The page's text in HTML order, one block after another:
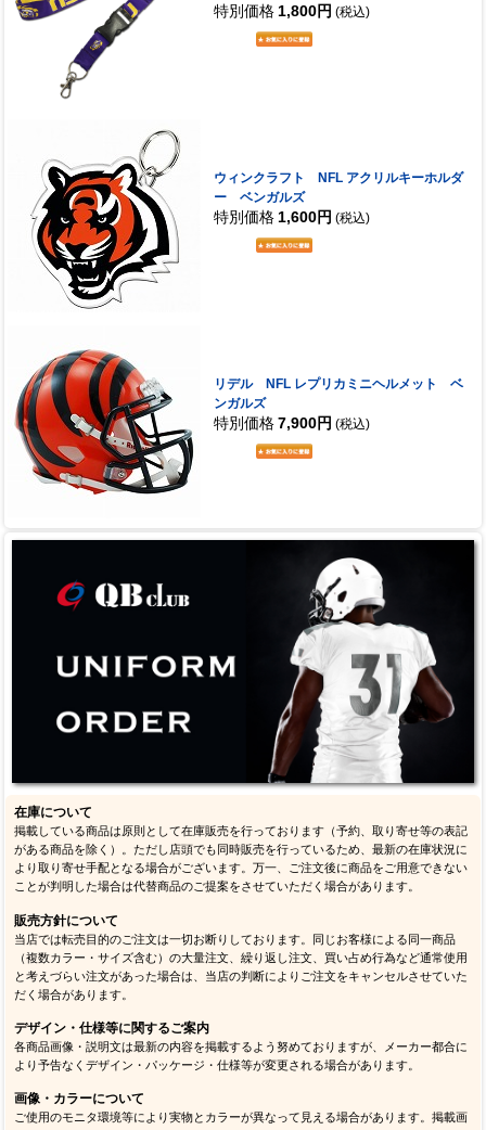
特別価格 1,800円 (税込)
ウィンクラフト NFL アクリルキーホルダ
ー ベンガルズ
特別価格 1,600円 (税込)
リデル NFL レプリカミニヘルメット ベ
ンガルズ
特別価格 7,900円 (税込)
在庫について
掲載している商品は原則として在庫販売を行っております（予約、取り寄せ等の表記
がある商品を除く）。ただし店頭でも同時販売を行っているため、最新の在庫状況に
より取り寄せ手配となる場合がございます。万一、ご注文後に商品をご用意できない
ことが判明した場合は代替商品のご提案をさせていただく場合があります。
販売方針について
当店では転売目的のご注文は一切お断りしております。同じお客様による同一商品
（複数カラー・サイズ含む）の大量注文、繰り返し注文、買い占め行為など通常使用
と考えづらい注文があった場合は、当店の判断によりご注文をキャンセルさせていた
だく場合があります。
デザイン・仕様等に関するご案内
各商品画像・説明文は最新の内容を掲載するよう努めておりますが、メーカー都合に
より予告なくデザイン・パッケージ・仕様等が変更される場合があります。
画像・カラーについて
ご使用のモニタ環境等により実物とカラーが異なって見える場合があります。掲載画